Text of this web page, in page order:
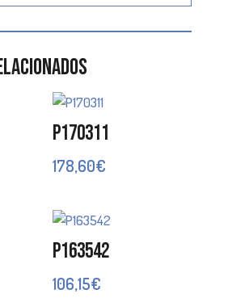
P170311
178,60€
P163542
106,15€